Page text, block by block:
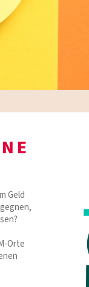
Geld
Orte